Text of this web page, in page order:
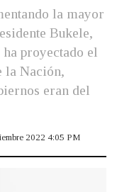
la mayor
Bukele,
proyectado el
la Nación,
eran del
2022 4:05 PM